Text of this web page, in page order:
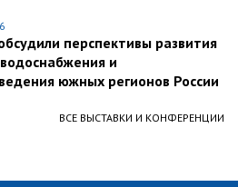
перспективы развития
и
южных регионов России
ВСЕ ВЫСТАВКИ И КОНФЕРЕНЦИИ